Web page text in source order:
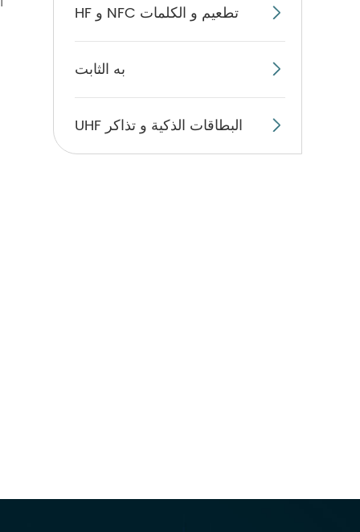
HF و NFC تطعيم و الكلمات 
به الثابت 
UHF البطاقات الذكية و تذاكر 